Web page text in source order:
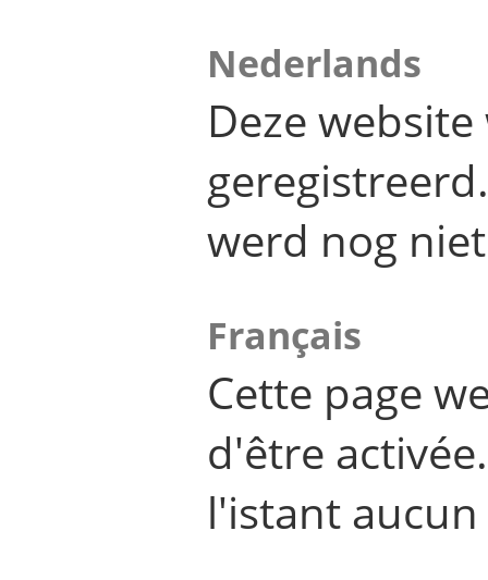
Nederlands
Deze
werd nog
Français
Cette page
d'être
l'istant